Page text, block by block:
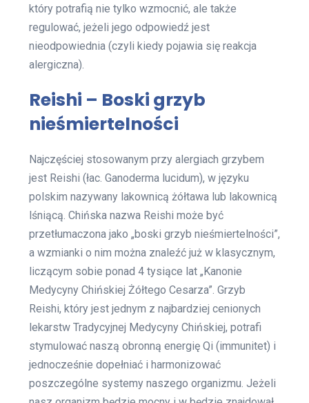
który potrafią nie tylko wzmocnić, ale także
regulować, jeżeli jego odpowiedź jest
nieodpowiednia (czyli kiedy pojawia się reakcja
alergiczna).
Reishi – Boski grzyb
nieśmiertelności
Najczęściej stosowanym przy alergiach grzybem
jest Reishi (łac. Ganoderma lucidum), w języku
polskim nazywany lakownicą żółtawa lub lakownicą
lśniącą. Chińska nazwa Reishi może być
przetłumaczona jako „boski grzyb nieśmiertelności”,
a wzmianki o nim można znaleźć już w klasycznym,
liczącym sobie ponad 4 tysiące lat „Kanonie
Medycyny Chińskiej Żółtego Cesarza”. Grzyb
Reishi, który jest jednym z najbardziej cenionych
lekarstw Tradycyjnej Medycyny Chińskiej, potrafi
stymulować naszą obronną energię Qi (immunitet) i
jednocześnie dopełniać i harmonizować
poszczególne systemy naszego organizmu. Jeżeli